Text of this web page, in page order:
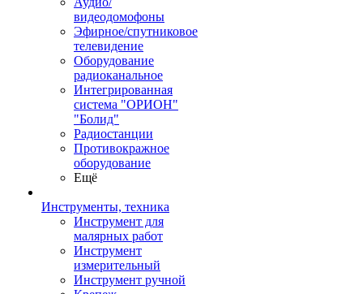
видеодомофоны
Эфирное/спутниковое
телевидение
Оборудование
радиоканальное
Интегрированная
система "ОРИОН"
"Болид"
Радиостанции
Противокражное
оборудование
Ещё
Инструменты, техника
Инструмент для
малярных работ
Инструмент
измерительный
Инструмент ручной